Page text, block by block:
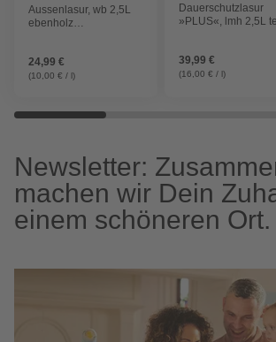
Aussenlasur, wb 2,5L
ebenholz
24,99 €
(10,00 € / l)
Dauerschutzlasur
»PLUS«, lmh 2,5L
39,99 €
(16,00 € / l)
Newsletter:
machen wir Dein
einem schöneren Ort.